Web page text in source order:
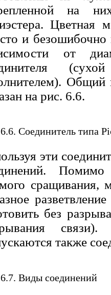
на
Цветная
и
от
Общий
на рис. 6.6.
Соединитель типа
эти
Помимо
сращивания,
без
также
Виды соединений